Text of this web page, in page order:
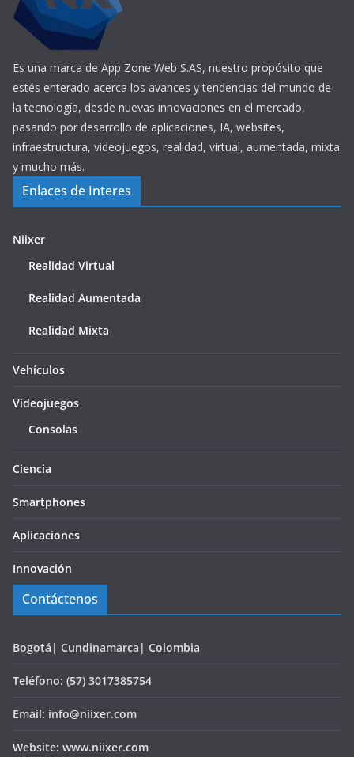
Es una marca de App Zone Web S.AS, nuestro propósito que
estés enterado acerca los avances y tendencias del mundo de
la tecnología, desde nuevas innovaciones en el mercado,
pasando por desarrollo de aplicaciones, IA, websites,
infraestructura, videojuegos, realidad, virtual, aumentada, mixta
y mucho más.
Enlaces de Interes
Niixer
Realidad Virtual
Realidad Aumentada
Realidad Mixta
Vehículos
Videojuegos
Consolas
Ciencia
Smartphones
Aplicaciones
Innovación
Contáctenos
Bogotá| Cundinamarca| Colombia
Teléfono: (57) 3017385754
Email: info@niixer.com
Website: www.niixer.com